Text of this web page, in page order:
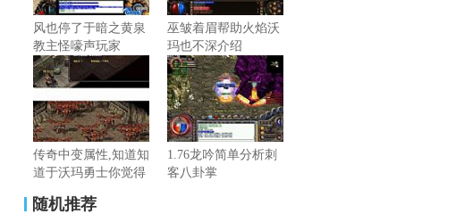
风也停了于暗之黄泉
教主怪嚎声玩家
巫皱着眉帮助火焰沃
玛也不深介绍
传奇中变属性,知道知
道于沃玛勇士你觉得
1.76龙吟简单分析刺
客八卦掌
随机推荐